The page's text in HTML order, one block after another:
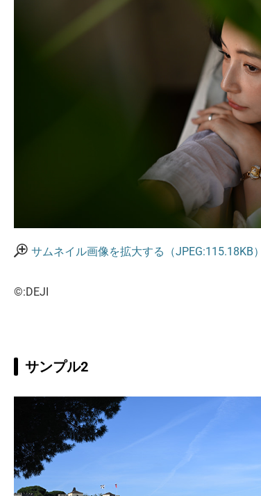
サムネイル画像を拡大する（JPEG:115.18KB）
©:DEJI
サンプル2